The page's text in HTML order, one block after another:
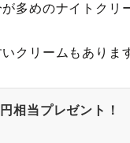
多めのナイトクリ
クリームもありま
相当プレゼント！